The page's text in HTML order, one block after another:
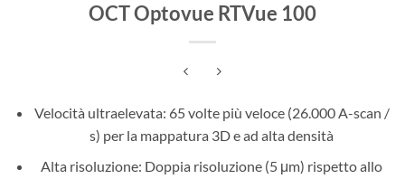
OCT Optovue RTVue 100
Velocità ultraelevata: 65 volte più veloce (26.000 A-scan /
s) per la mappatura 3D e ad alta densità
Alta risoluzione: Doppia risoluzione (5 μm) rispetto allo